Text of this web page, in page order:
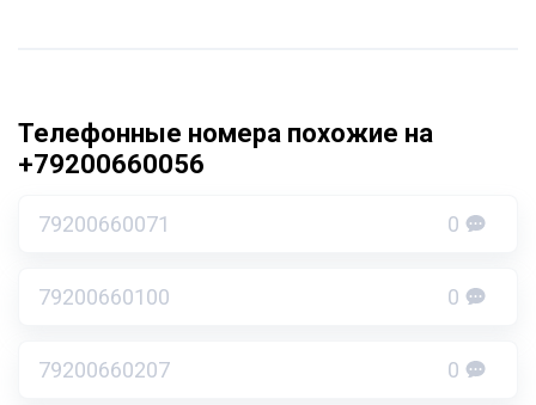
Телефонные номера похожие на
+79200660056
79200660071 0
79200660100 0
79200660207 0